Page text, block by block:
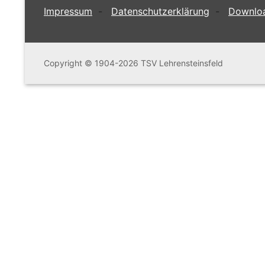
Impressum - Datenschutzerklärung -
Copyright © 1904-2026 TSV Lehrensteinsfeld